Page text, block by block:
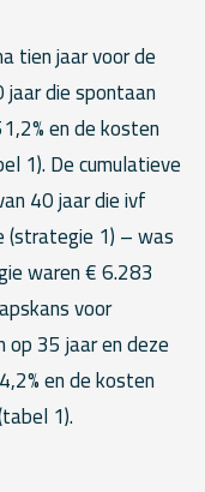
tien jaar voor de
die spontaan
en de kosten
1). De cumulatieve
40 jaar die ivf
(strategie 1) – was
waren € 6.283
voor
35 jaar en deze
en de kosten
1).